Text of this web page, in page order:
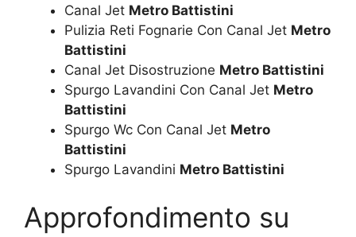
Canal Jet Metro Battistini
Pulizia Reti Fognarie Con Canal Jet Metro
Battistini
Canal Jet Disostruzione Metro Battistini
Spurgo Lavandini Con Canal Jet Metro
Battistini
Spurgo Wc Con Canal Jet Metro
Battistini
Spurgo Lavandini Metro Battistini
Approfondimento su